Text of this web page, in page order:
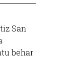
San
behar